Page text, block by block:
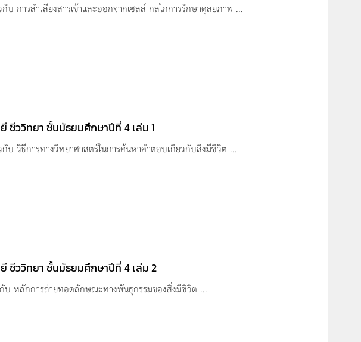
บ การลำเลียงสารเข้าและออกจากเซลล์ กลไกการรักษาดุลยภาพ ...
ชีววิทยา ชั้นมัธยมศึกษาปีที่ 4 เล่ม 1
บ วิธีการทางวิทยาศาสตร์ในการค้นหาคำตอบเกี่ยวกับสิ่งมีชีวิต ...
ชีววิทยา ชั้นมัธยมศึกษาปีที่ 4 เล่ม 2
กับ หลักการถ่ายทอดลักษณะทางพันธุกรรมของสิ่งมีชีวิต ...